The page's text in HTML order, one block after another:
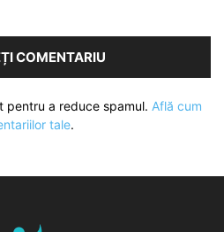
pentru a reduce spamul. Află cum
tale.